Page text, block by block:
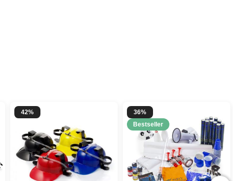
42%
36%
Bestseller